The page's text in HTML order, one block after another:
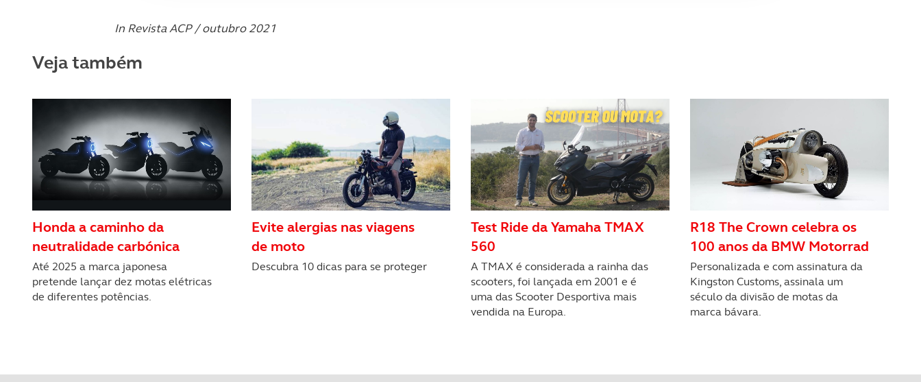
consentimento e quando tal se afigure estritamente necessário no contexto dos serviços a prestar.
Consulte a política de cookies do site.
In Revista ACP / outubro 2021
Veja também
Honda a caminho da
neutralidade carbónica
Até 2025 a marca japonesa
pretende lançar dez motas elétricas
de diferentes potências.
Evite alergias nas viagens
de moto
Descubra 10 dicas para se proteger
Test Ride da Yamaha TMAX
560
A TMAX é considerada a rainha das
scooters, foi lançada em 2001 e é
uma das Scooter Desportiva mais
vendida na Europa.
R18 The Crown celebra os
100 anos da BMW Motorrad
Personalizada e com assinatura da
Kingston Customs, assinala um
século da divisão de motas da
marca bávara.